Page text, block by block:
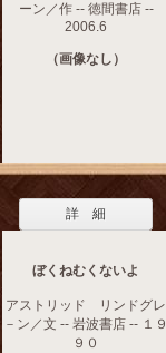
ーン／作 -- 徳間書店 --
2006.6
（画像なし）
詳 細
ぼくねむくないよ
アストリッド リンドグレ
－ン／文 -- 岩波書店 -- １９
９０